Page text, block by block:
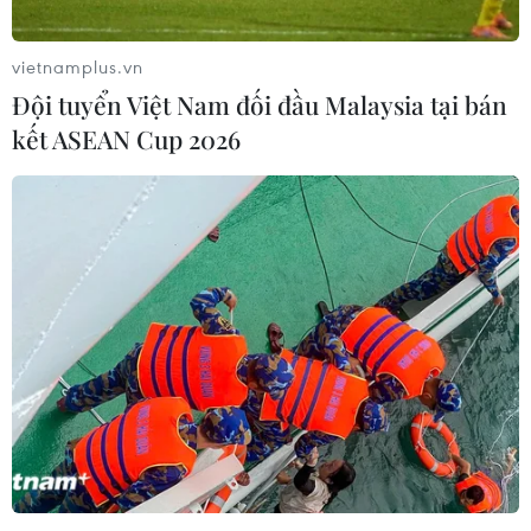
Hội thảo khoa học quốc tế về sự nghiệp-tư
tưởng Hồ Chí Minh tại Nga
09/09/2019 15:01
Hơn 10 tham luận được trình bày tại hội thảo là những
công trình nghiên cứu sâu sắc về sự nghiệp và tư tưởng
Hồ Chí Minh; về vai trò của Người đối với thắng lợi của
Cách mạng Việt Nam...
vietnamplus.vn
Đội tuyển Việt Nam đối đầu Malaysia tại bán
kết ASEAN Cup 2026